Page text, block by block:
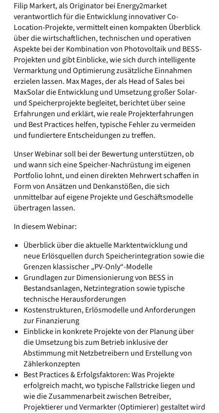
Filip Markert, als Originator bei Energy2market
verantwortlich für die Entwicklung innovativer Co-
Location-Projekte, vermittelt einen kompakten Überblick
über die wirtschaftlichen, technischen und operativen
Aspekte bei der Kombination von Photovoltaik und BESS-
Projekten und gibt Einblicke, wie sich durch intelligente
Vermarktung und Optimierung zusätzliche Einnahmen
erzielen lassen. Max Mages, der als Head of Sales bei
MaxSolar die Entwicklung und Umsetzung großer Solar-
und Speicherprojekte begleitet, berichtet über seine
Erfahrungen und erklärt, wie reale Projekterfahrungen
und Best Practices helfen, typische Fehler zu vermeiden
und fundiertere Entscheidungen zu treffen.
Unser Webinar soll bei der Bewertung unterstützen, ob
und wann sich eine Speicher-Nachrüstung im eigenen
Portfolio lohnt, und einen direkten Mehrwert schaffen in
Form von Ansätzen und Denkanstößen, die sich
unmittelbar auf eigene Projekte und Geschäftsmodelle
übertragen lassen.
In diesem Webinar:
Überblick über die aktuelle Marktentwicklung und
neue Erlösquellen durch Speicherintegration sowie die
Grenzen klassischer „PV-Only“-Modelle
Grundlagen zur Dimensionierung von BESS in
Bestandsanlagen, Netzintegration sowie typische
technische Herausforderungen
Kostenstrukturen, Erlösmodelle und Anforderungen
zur Finanzierung
Einblicke in konkrete Projekte von der Planung über
die Umsetzung bis zum Betrieb inklusive der
Abstimmung mit Netzbetreibern und Erstellung von
Zählerkonzepten
Best Practices & Erfolgsfaktoren: Was Projekte
erfolgreich macht, wo typische Fallstricke liegen und
wie die Zusammenarbeit zwischen Betreiber,
Projektierer und Vermarkter (Optimierer) gestaltet wird